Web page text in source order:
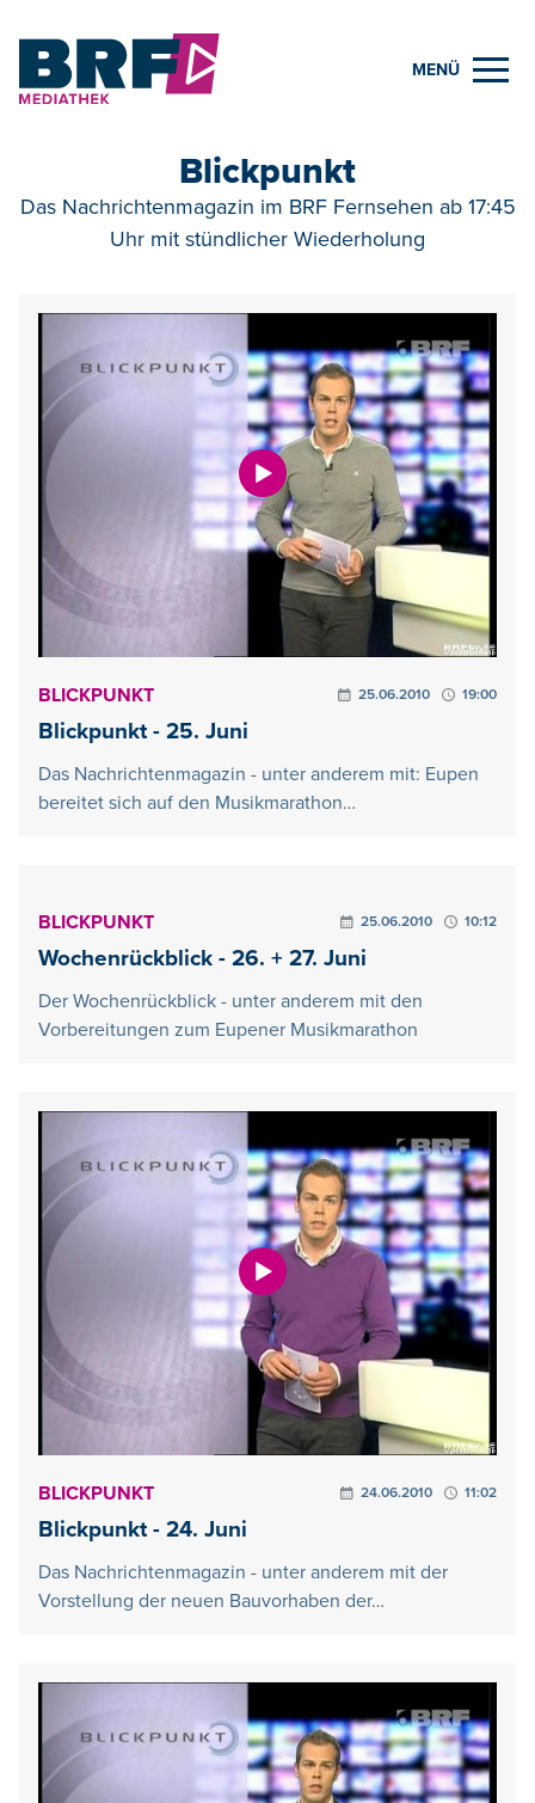
MENÜ
Blickpunkt
Das Nachrichtenmagazin im BRF Fernsehen ab 17:45
Uhr mit stündlicher Wiederholung
BLICKPUNKT 25.06.2010 19:00
Blickpunkt - 25. Juni
Das Nachrichtenmagazin - unter anderem mit: Eupen
bereitet sich auf den Musikmarathon…
BLICKPUNKT 25.06.2010 10:12
Wochenrückblick - 26. + 27. Juni
Der Wochenrückblick - unter anderem mit den
Vorbereitungen zum Eupener Musikmarathon
BLICKPUNKT 24.06.2010 11:02
Blickpunkt - 24. Juni
Das Nachrichtenmagazin - unter anderem mit der
Vorstellung der neuen Bauvorhaben der…